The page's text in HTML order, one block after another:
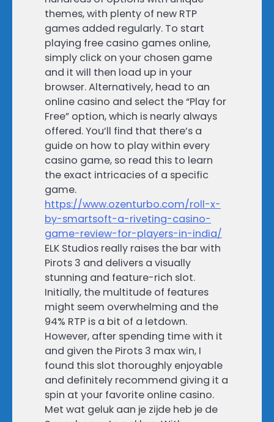
themes, with plenty of new RTP
games added regularly. To start
playing free casino games online,
simply click on your chosen game
and it will then load up in your
browser. Alternatively, head to an
online casino and select the “Play for
Free” option, which is nearly always
offered. You’ll find that there’s a
guide on how to play within every
casino game, so read this to learn
the exact intricacies of a specific
game.
https://www.ozenturbo.com/roll-x-
by-smartsoft-a-riveting-casino-
game-review-for-players-in-india/
ELK Studios really raises the bar with
Pirots 3 and delivers a visually
stunning and feature-rich slot.
Initially, the multitude of features
might seem overwhelming and the
94% RTP is a bit of a letdown.
However, after spending time with it
and given the Pirots 3 max win, I
found this slot thoroughly enjoyable
and definitely recommend giving it a
spin at your favorite online casino.
Met wat geluk aan je zijde heb je de